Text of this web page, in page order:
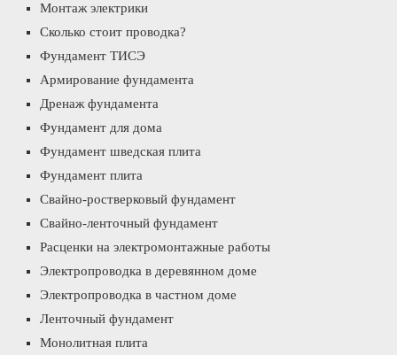
Монтаж электрики
Сколько стоит проводка?
Фундамент ТИСЭ
Армирование фундамента
Дренаж фундамента
Фундамент для дома
Фундамент шведская плита
Фундамент плита
Свайно-ростверковый фундамент
Свайно-ленточный фундамент
Расценки на электромонтажные работы
Электропроводка в деревянном доме
Электропроводка в частном доме
Ленточный фундамент
Монолитная плита